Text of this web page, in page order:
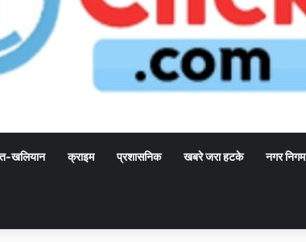
खलियान क्राइम प्रशासनिक खबरे जरा हटके नगर निगम